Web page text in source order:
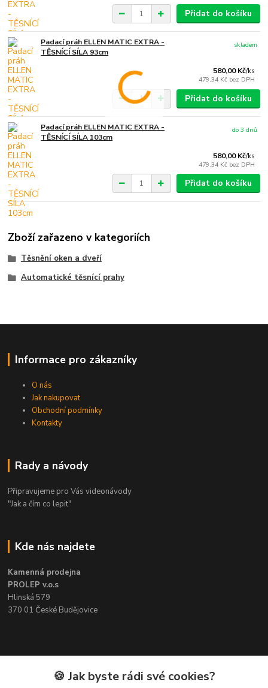
Přidat do košíku
Padací práh ELLEN MATIC EXTRA -
TĚSNÍCÍ SÍLA 93cm
580,00 Kč/ks
479,34 Kč bez DPH
skladem
Přidat do košíku
Padací práh ELLEN MATIC EXTRA -
TĚSNÍCÍ SÍLA 103cm
580,00 Kč/ks
479,34 Kč bez DPH
do 3 dnů
Přidat do košíku
Zboží zařazeno v kategoriích
Těsnění oken a dveří
Automatické těsnící prahy
Informace pro zákazníky
O nás
Jak nakupovat
Obchodní podmínky
Kontakty
Rady a návody
Připravujeme pro Vás videonávody
"Jak a čím co lepit"
Kde nás najdete
Kamenná prodejna
PROLEP v.o.s
Hlinská 579
370 01 České Budějovice
Kontakt🍪 Jak byste rádi své cookies?